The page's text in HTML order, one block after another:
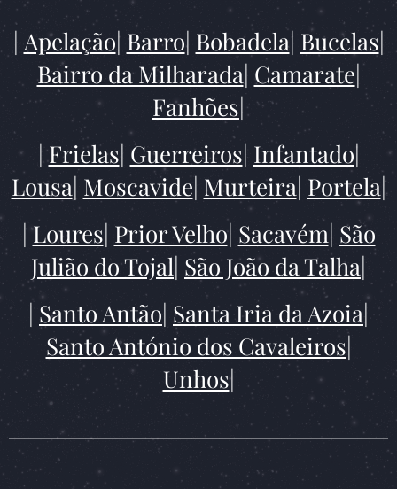
| Apelação| Barro| Bobadela| Bucelas|
Bairro da Milharada| Camarate|
Fanhões|
|Frielas| Guerreiros| Infantado|
Lousa| Moscavide| Murteira| Portela|
|Loures| Prior Velho| Sacavém| São
Julião do Tojal| São João da Talha|
| Santo Antão| Santa Iria da Azoia|
Santo António dos Cavaleiros|
Unhos|